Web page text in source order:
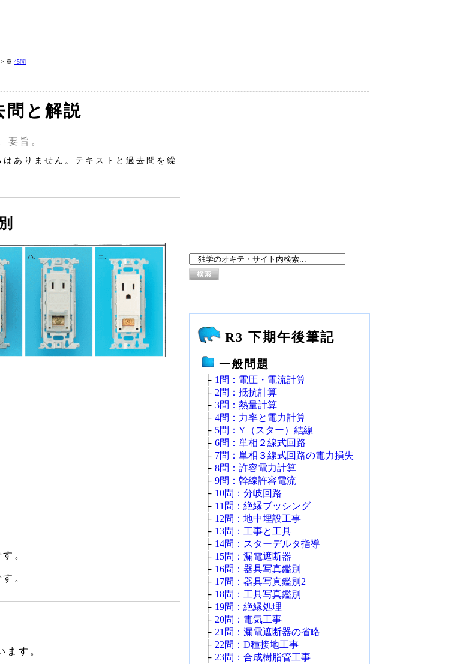
> ※ 45問
問と解説
要旨。
ありません。テキストと過去問を繰
す。
す。
す。
R3 下期午後筆記
一般問題
├ 1問：電圧・電流計算
├ 2問：抵抗計算
├ 3問：熱量計算
├ 4問：力率と電力計算
├ 5問：Y（スター）結線
├ 6問：単相２線式回路
├ 7問：単相３線式回路の電力損失
├ 8問：許容電力計算
├ 9問：幹線許容電流
├ 10問：分岐回路
├ 11問：絶縁ブッシング
├ 12問：地中埋設工事
├ 13問：工事と工具
├ 14問：スターデルタ指導
├ 15問：漏電遮断器
├ 16問：器具写真鑑別
├ 17問：器具写真鑑別2
├ 18問：工具写真鑑別
├ 19問：絶縁処理
├ 20問：電気工事
├ 21問：漏電遮断器の省略
├ 22問：D種接地工事
├ 23問：合成樹脂管工事